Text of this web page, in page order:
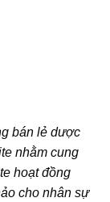
bán lẻ dược
nhằm cung
hoạt đồng
cho nhân sự